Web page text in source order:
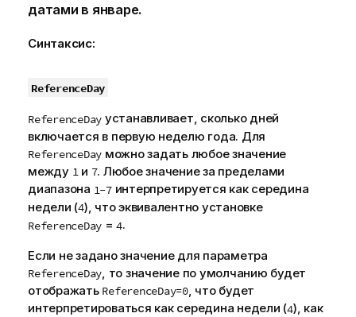
датами в январе.
Синтаксис:
ReferenceDay
ReferenceDay устанавливает, сколько дней
включается в первую неделю года. Для
ReferenceDay можно задать любое значение
между 1и 7. Любое значение за пределами
диапазона 1-7интерпретируется как середина
недели (4), что эквивалентно установке
ReferenceDay =4.
Если не задано значение для параметра
ReferenceDay , то значение по умолчанию будет
отображать ReferenceDay=0, что будет
интерпретироваться как середина недели (4), как